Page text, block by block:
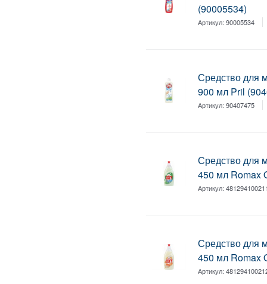
(90005534)
Артикул:90005534
Средство для
900 мл Pril
Артикул:90407475
Средство для
450 мл Romax
Артикул:
Средство для
450 мл Romax
Артикул: